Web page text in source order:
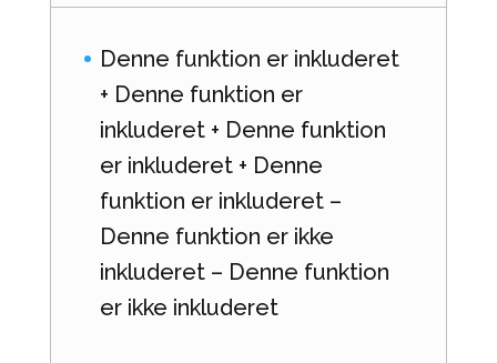
Denne funktion er inkluderet
+ Denne funktion er
inkluderet + Denne funktion
er inkluderet + Denne
funktion er inkluderet –
Denne funktion er ikke
inkluderet – Denne funktion
er ikke inkluderet